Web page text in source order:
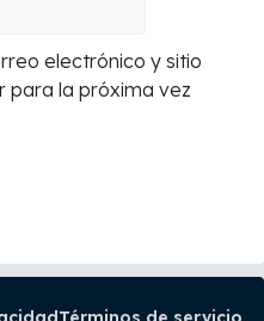
electrónico y sitio
para la próxima vez